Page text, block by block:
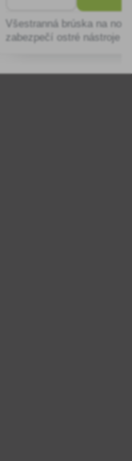
Všestranná brúska na
zabezpečí ostré nástroje
jednoduchú manipuláciu.